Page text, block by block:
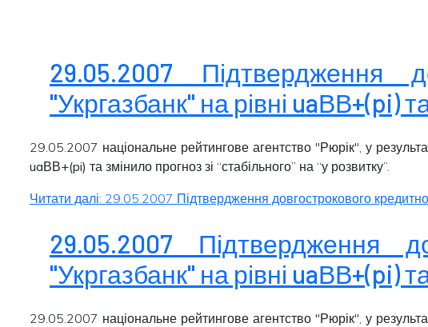
29.05.2007 Підтвердження
"Укргазбанк" на рівні uaВВ+(pi)
29.05.2007 національне рейтингове агентство "Рюрік", у
uaВВ+(pi) та змінило прогноз зі “стабільного” на “у розвитку”.
Читати далі: 29.05.2007 Підтвердження довгострокового
29.05.2007 Підтвердження
"Укргазбанк" на рівні uaВВ+(pi)
29.05.2007 національне рейтингове агентство "Рюрік", у